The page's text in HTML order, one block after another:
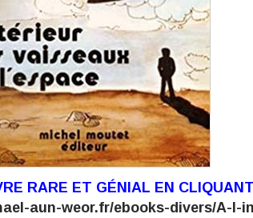
RARE ET GÉNIAL EN
aun-weor.fr/ebooks-divers/A-l-